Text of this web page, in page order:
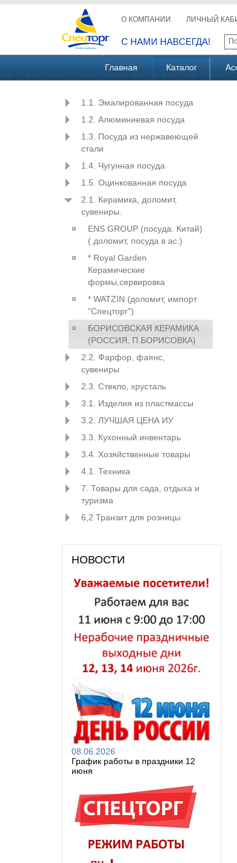
О КОМПАНИИ ЛИЧНЫЙ
С НАМИ НАВСЕГДА!
Главная Каталог
1.1. Эмалированная посуда
1.2. Алюминиевая посуда
1.3. Посуда из нержавеющей
стали
1.4. Чугунная посуда
1.5. Оцинкованная посуда
2.1. Керамика, доломит,
сувениры.
ENS GROUP (посуда. Китай)
( доломит, посуда в ас.)
* Royal Garden
Керамические
формы,сервировка
* WATZIN (доломит, импорт
"Спецторг")
БОРИСОВСКАЯ КЕРАМИКА
(РОССИЯ, П.БОРИСОВКА)
2.2. Фарфор, фаянс,
сувениры
2.3. Стекло, хрусталь
3.1. Изделия из пластмассы
3.2. ЛУЧШАЯ ЦЕНА ИУ
3.3. Кухонный инвентарь
3.4. Хозяйственные товары
4.1. Техника
7. Товары для сада, отдыха и
туризма
6,2 Транзит для розницы
НОВОСТИ
08.06.2026
График работы в праздники 12
июня